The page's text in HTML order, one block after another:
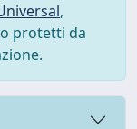
,
protetti da